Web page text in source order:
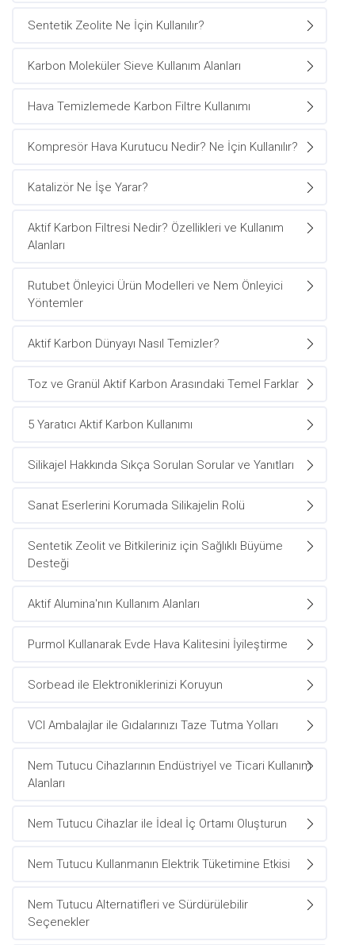
Sentetik Zeolite Ne İçin Kullanılır?
Karbon Moleküler Sieve Kullanım Alanları
Hava Temizlemede Karbon Filtre Kullanımı
Kompresör Hava Kurutucu Nedir? Ne İçin Kullanılır?
Katalizör Ne İşe Yarar?
Aktif Karbon Filtresi Nedir? Özellikleri ve Kullanım
Alanları
Rutubet Önleyici Ürün Modelleri ve Nem Önleyici
Yöntemler
Aktif Karbon Dünyayı Nasıl Temizler?
Toz ve Granül Aktif Karbon Arasındaki Temel Farklar
5 Yaratıcı Aktif Karbon Kullanımı
Silikajel Hakkında Sıkça Sorulan Sorular ve Yanıtları
Sanat Eserlerini Korumada Silikajelin Rolü
Sentetik Zeolit ve Bitkileriniz için Sağlıklı Büyüme
Desteği
Aktif Alumina'nın Kullanım Alanları
Purmol Kullanarak Evde Hava Kalitesini İyileştirme
Sorbead ile Elektroniklerinizi Koruyun
VCI Ambalajlar ile Gıdalarınızı Taze Tutma Yolları
Nem Tutucu Cihazlarının Endüstriyel ve Ticari Kullanım
Alanları
Nem Tutucu Cihazlar ile İdeal İç Ortamı Oluşturun
Nem Tutucu Kullanmanın Elektrik Tüketimine Etkisi
Nem Tutucu Alternatifleri ve Sürdürülebilir
Seçenekler